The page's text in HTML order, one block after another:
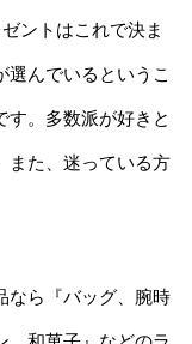
ントはこれで決ま
選んでいるというこ
す。多数派が好きと
また、迷っている方
なら『バッグ、腕時